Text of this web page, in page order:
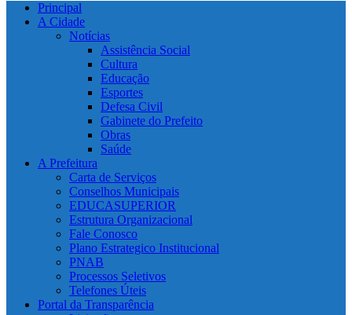
Principal
A Cidade
Notícias
Assistência Social
Cultura
Educação
Esportes
Defesa Civil
Gabinete do Prefeito
Obras
Saúde
A Prefeitura
Carta de Serviços
Conselhos Municipais
EDUCASUPERIOR
Estrutura Organizacional
Fale Conosco
Plano Estrategico Institucional
PNAB
Processos Seletivos
Telefones Úteis
Portal da Transparência